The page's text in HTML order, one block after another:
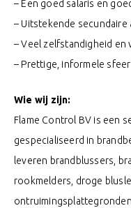
– Een goed salaris en
– Uitstekende
– Veel zelfstandigheid en
– Prettige, informele
Wie wij zijn:
Flame Control BV is een
gespecialiseerd in
leveren brandblussers,
rookmelders, droge